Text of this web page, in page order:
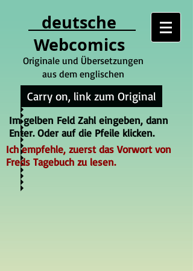
deutsche
Webcomics
Originale und Übersetzungen
aus dem englischen
Carry on, link zum Original
Im gelben Feld Zahl eingeben, dann
Enter. Oder auf die Pfeile klicken.
Ich empfehle, zuerst das Vorwort von
Freds Tagebuch zu lesen.